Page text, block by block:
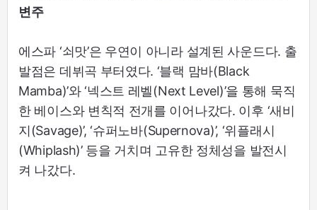
변주
에스파 ‘쇠맛’은 우연이 아니라 설계된 사운드다. 출
발점은 데뷔곡 부터였다. ‘블랙 맘바(Black
Mamba)’와 ‘넥스트 레벨(Next Level)’을 통해 묵직
한 베이스와 변칙적 전개를 이어나갔다. 이후 ‘새비
지(Savage)’, ‘슈퍼노바(Supernova)’, ‘위플래시
(Whiplash)’ 등을 거치며 고유한 정체성을 발전시
켜 나갔다.